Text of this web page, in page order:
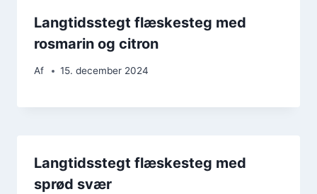
Langtidsstegt flæskesteg med
rosmarin og citron
Af 15. december 2024
Langtidsstegt flæskesteg med
sprød svær